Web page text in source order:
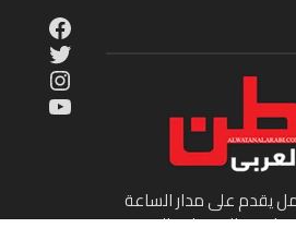
Twitter
YouTube
يقدم على مدار الساعة
والاقتصاد والفن